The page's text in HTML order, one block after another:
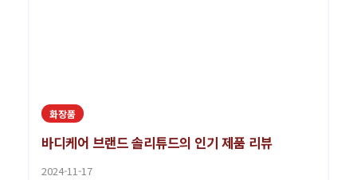
화장품
바디케어 브랜드 솔리튜드의 인기 제품 리뷰
2024-11-17